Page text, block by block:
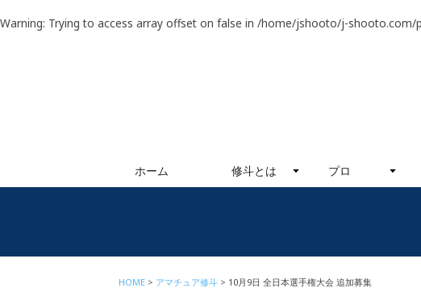
Warning: Trying to access array offset on false in /home/jshooto/j-shooto.com/
ホーム 修斗とは プロ
HOME アマチュア修斗 10月9日 全日本選手権大会 追加募集